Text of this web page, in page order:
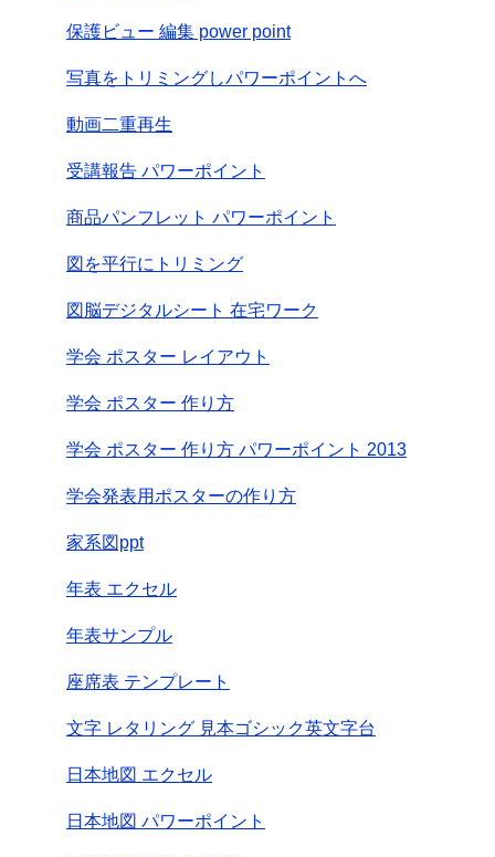
保護ビュー 編集 power point
写真をトリミングしパワーポイントへ
動画二重再生
受講報告 パワーポイント
商品パンフレット パワーポイント
図を平行にトリミング
図脳デジタルシート 在宅ワーク
学会 ポスター レイアウト
学会 ポスター 作り方
学会 ポスター 作り方 パワーポイント 2013
学会発表用ポスターの作り方
家系図ppt
年表 エクセル
年表サンプル
座席表 テンプレート
文字 レタリング 見本ゴシック英文字台
日本地図 エクセル
日本地図 パワーポイント